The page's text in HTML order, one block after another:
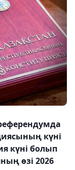
күні
күні болып
өзі 2026